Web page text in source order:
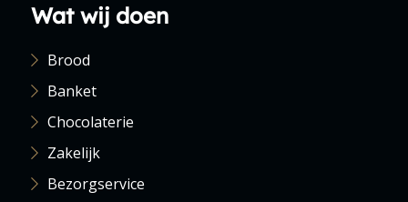
Wat wij doen
Brood
Banket
Chocolaterie
Zakelijk
Bezorgservice